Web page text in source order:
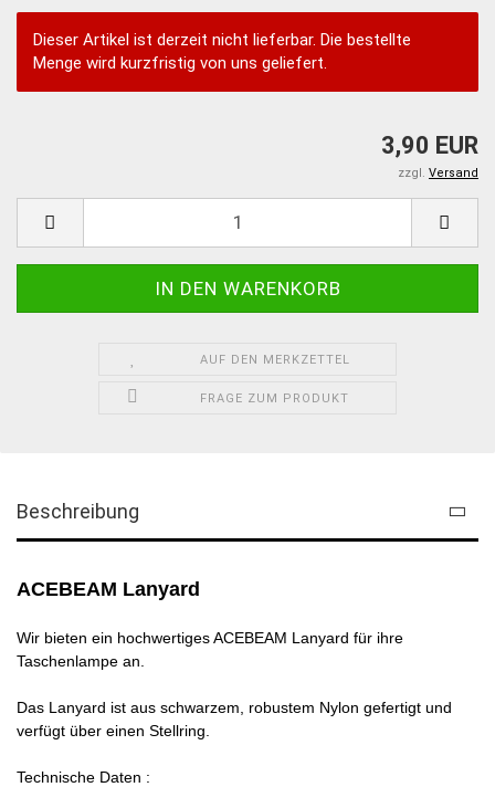
Dieser Artikel ist derzeit nicht lieferbar. Die bestellte
Menge wird kurzfristig von uns geliefert.
3,90 EUR
zzgl. Versand
AUF DEN MERKZETTEL
FRAGE ZUM PRODUKT
Beschreibung
ACEBEAM Lanyard
Wir bieten ein hochwertiges ACEBEAM Lanyard für ihre
Taschenlampe an.
Das Lanyard ist aus schwarzem, robustem Nylon gefertigt und
verfügt über einen Stellring.
Technische Daten :